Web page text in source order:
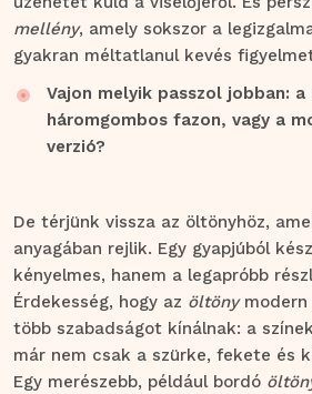
mellény, amely sokszor a
gyakran méltatlanul kevés
Vajon melyik passzol jobban: a
háromgombos fazon, vagy a
verzió?
De térjünk vissza az öltönyhöz,
anyagában rejlik. Egy gyapjúból
kényelmes, hanem a legapróbb
Érdekesség, hogy az öltönymodern
több szabadságot kínálnak: a
már nem csak a szürke, fekete és
Egy merészebb, például bordó